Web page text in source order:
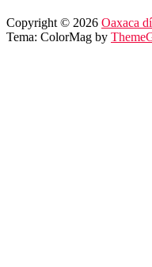
Copyright © 2026 Oaxaca
Tema: ColorMag by